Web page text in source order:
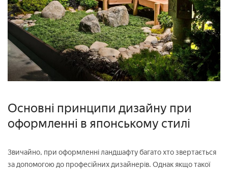
Основні принципи дизайну при
оформленні в японському стилі
Звичайно, при оформленні ландшафту багато хто звертається
за допомогою до професійних дизайнерів. Однак якщо такої